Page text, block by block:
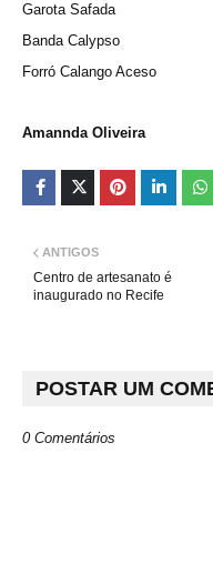
Garota Safada
Banda Calypso
Forró Calango Aceso
Amannda Oliveira
ANTIGOS
Centro de artesanato é
inaugurado no Recife
POSTAR UM
0 Comentários